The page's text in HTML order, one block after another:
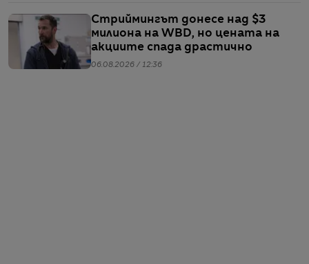
Стриймингът донесе над $3
милиона на WBD, но цената на
акциите спада драстично
06.08.2026 / 12:36